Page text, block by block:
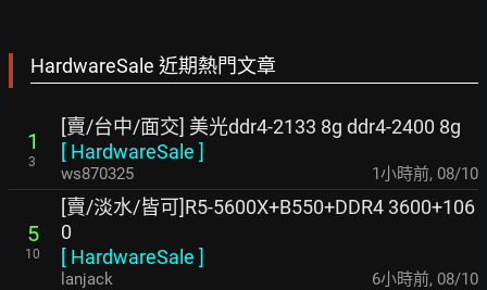
HardwareSale 近期熱門文章
1
3
[賣/台中/面交] 美光ddr4-2133 8g ddr4-2400 8g
[ HardwareSale ]
ws870325 1小時前, 08/10
5
10
[賣/淡水/皆可]R5-5600X+B550+DDR4 3600+106
0
[ HardwareSale ]
lanjack 6小時前, 08/10